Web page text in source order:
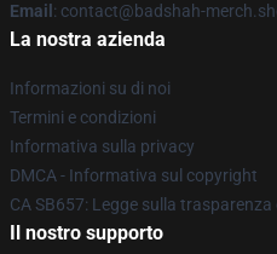
Email : contact@badshah-
La nostra azienda
Informazioni su di noi
Termini e condizioni
Informativa sulla privacy
DMCA - Informativa sul copyright
CA SB657: Legge sulla
Il nostro supporto